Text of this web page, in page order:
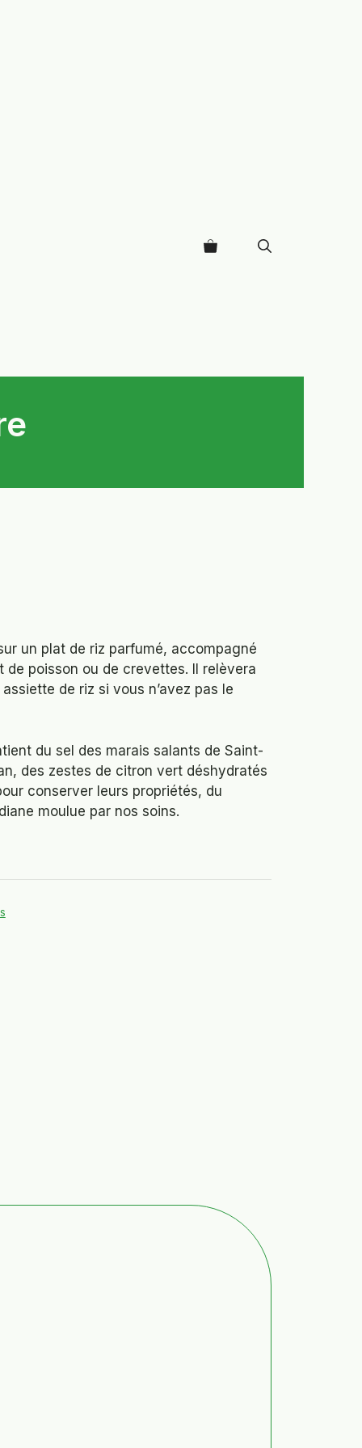
un plat de riz parfumé, accompagné
de poisson ou de crevettes. Il relèvera
de riz si vous n’avez pas le
du sel des marais salants de Saint-
des zestes de citron vert déshydratés
conserver leurs propriétés, du
moulue par nos soins.